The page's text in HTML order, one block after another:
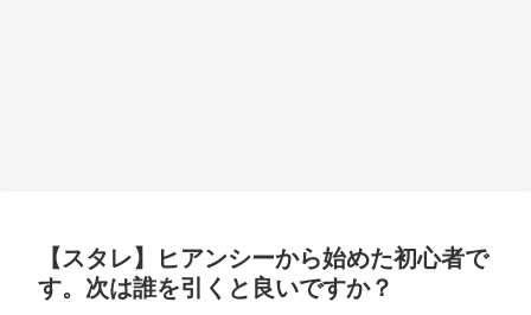
【スタレ】ヒアンシーから始めた初心者で
す。次は誰を引くと良いですか？